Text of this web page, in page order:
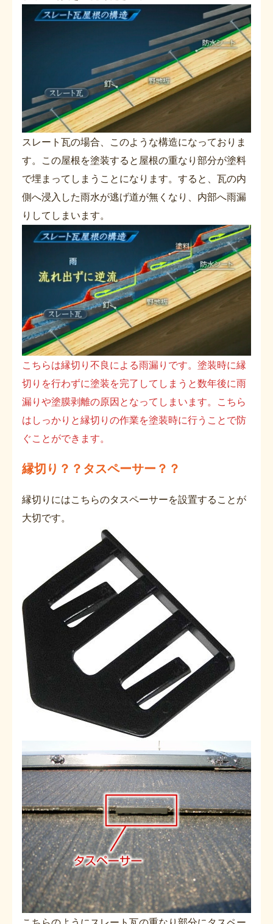
スレート瓦の場合、このような構造になっておりま
す。この屋根を塗装すると屋根の重なり部分が塗料
で埋まってしまうことになります。すると、瓦の内
側へ浸入した雨水が逃げ道が無くなり、内部へ雨漏
りしてしまいます。
こちらは縁切り不良による雨漏りです。塗装時に縁
切りを行わずに塗装を完了してしまうと数年後に雨
漏りや塗膜剥離の原因となってしまいます。こちら
はしっかりと縁切りの作業を塗装時に行うことで防
ぐことができます。
縁切り？？タスペーサー？？
縁切りにはこちらのタスペーサーを設置することが
大切です。